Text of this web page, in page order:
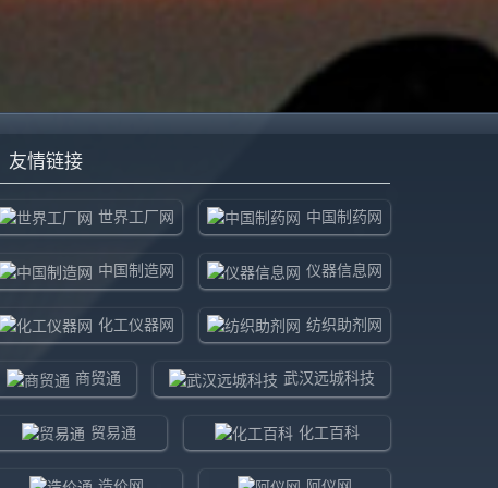
友情链接
世界工厂网 中国制药网
中国制造网 仪器信息网
化工仪器网 纺织助剂网
商贸通 武汉远城科技
贸易通 化工百科